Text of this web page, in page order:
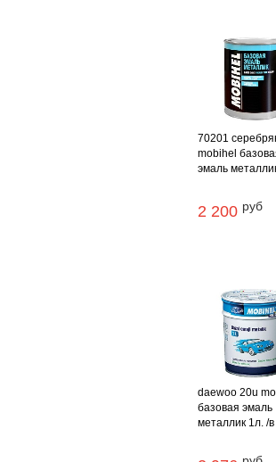
70201
mobihel
эмаль
2 200 руб
daewoo 20u
базовая эмаль
металлик 1л. /в